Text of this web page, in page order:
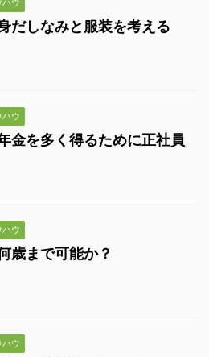
だしなみと服装を考える
ウ
金を多く得るために正社員
ウ
歳まで可能か？
ウ